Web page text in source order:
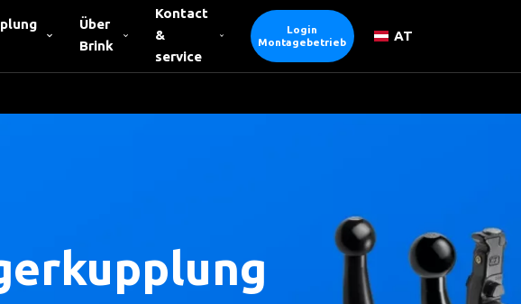
Über
Brink
Kontact
&
service
Login
Montagebetrieb
AT